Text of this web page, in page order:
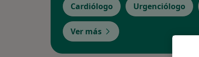
Cardiólogo Urgenciólogo
Ver más